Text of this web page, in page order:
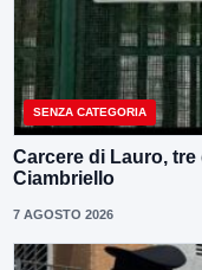
SENZA CATEGORIA
Carcere di Lauro, tre
Ciambriello
7 AGOSTO 2026